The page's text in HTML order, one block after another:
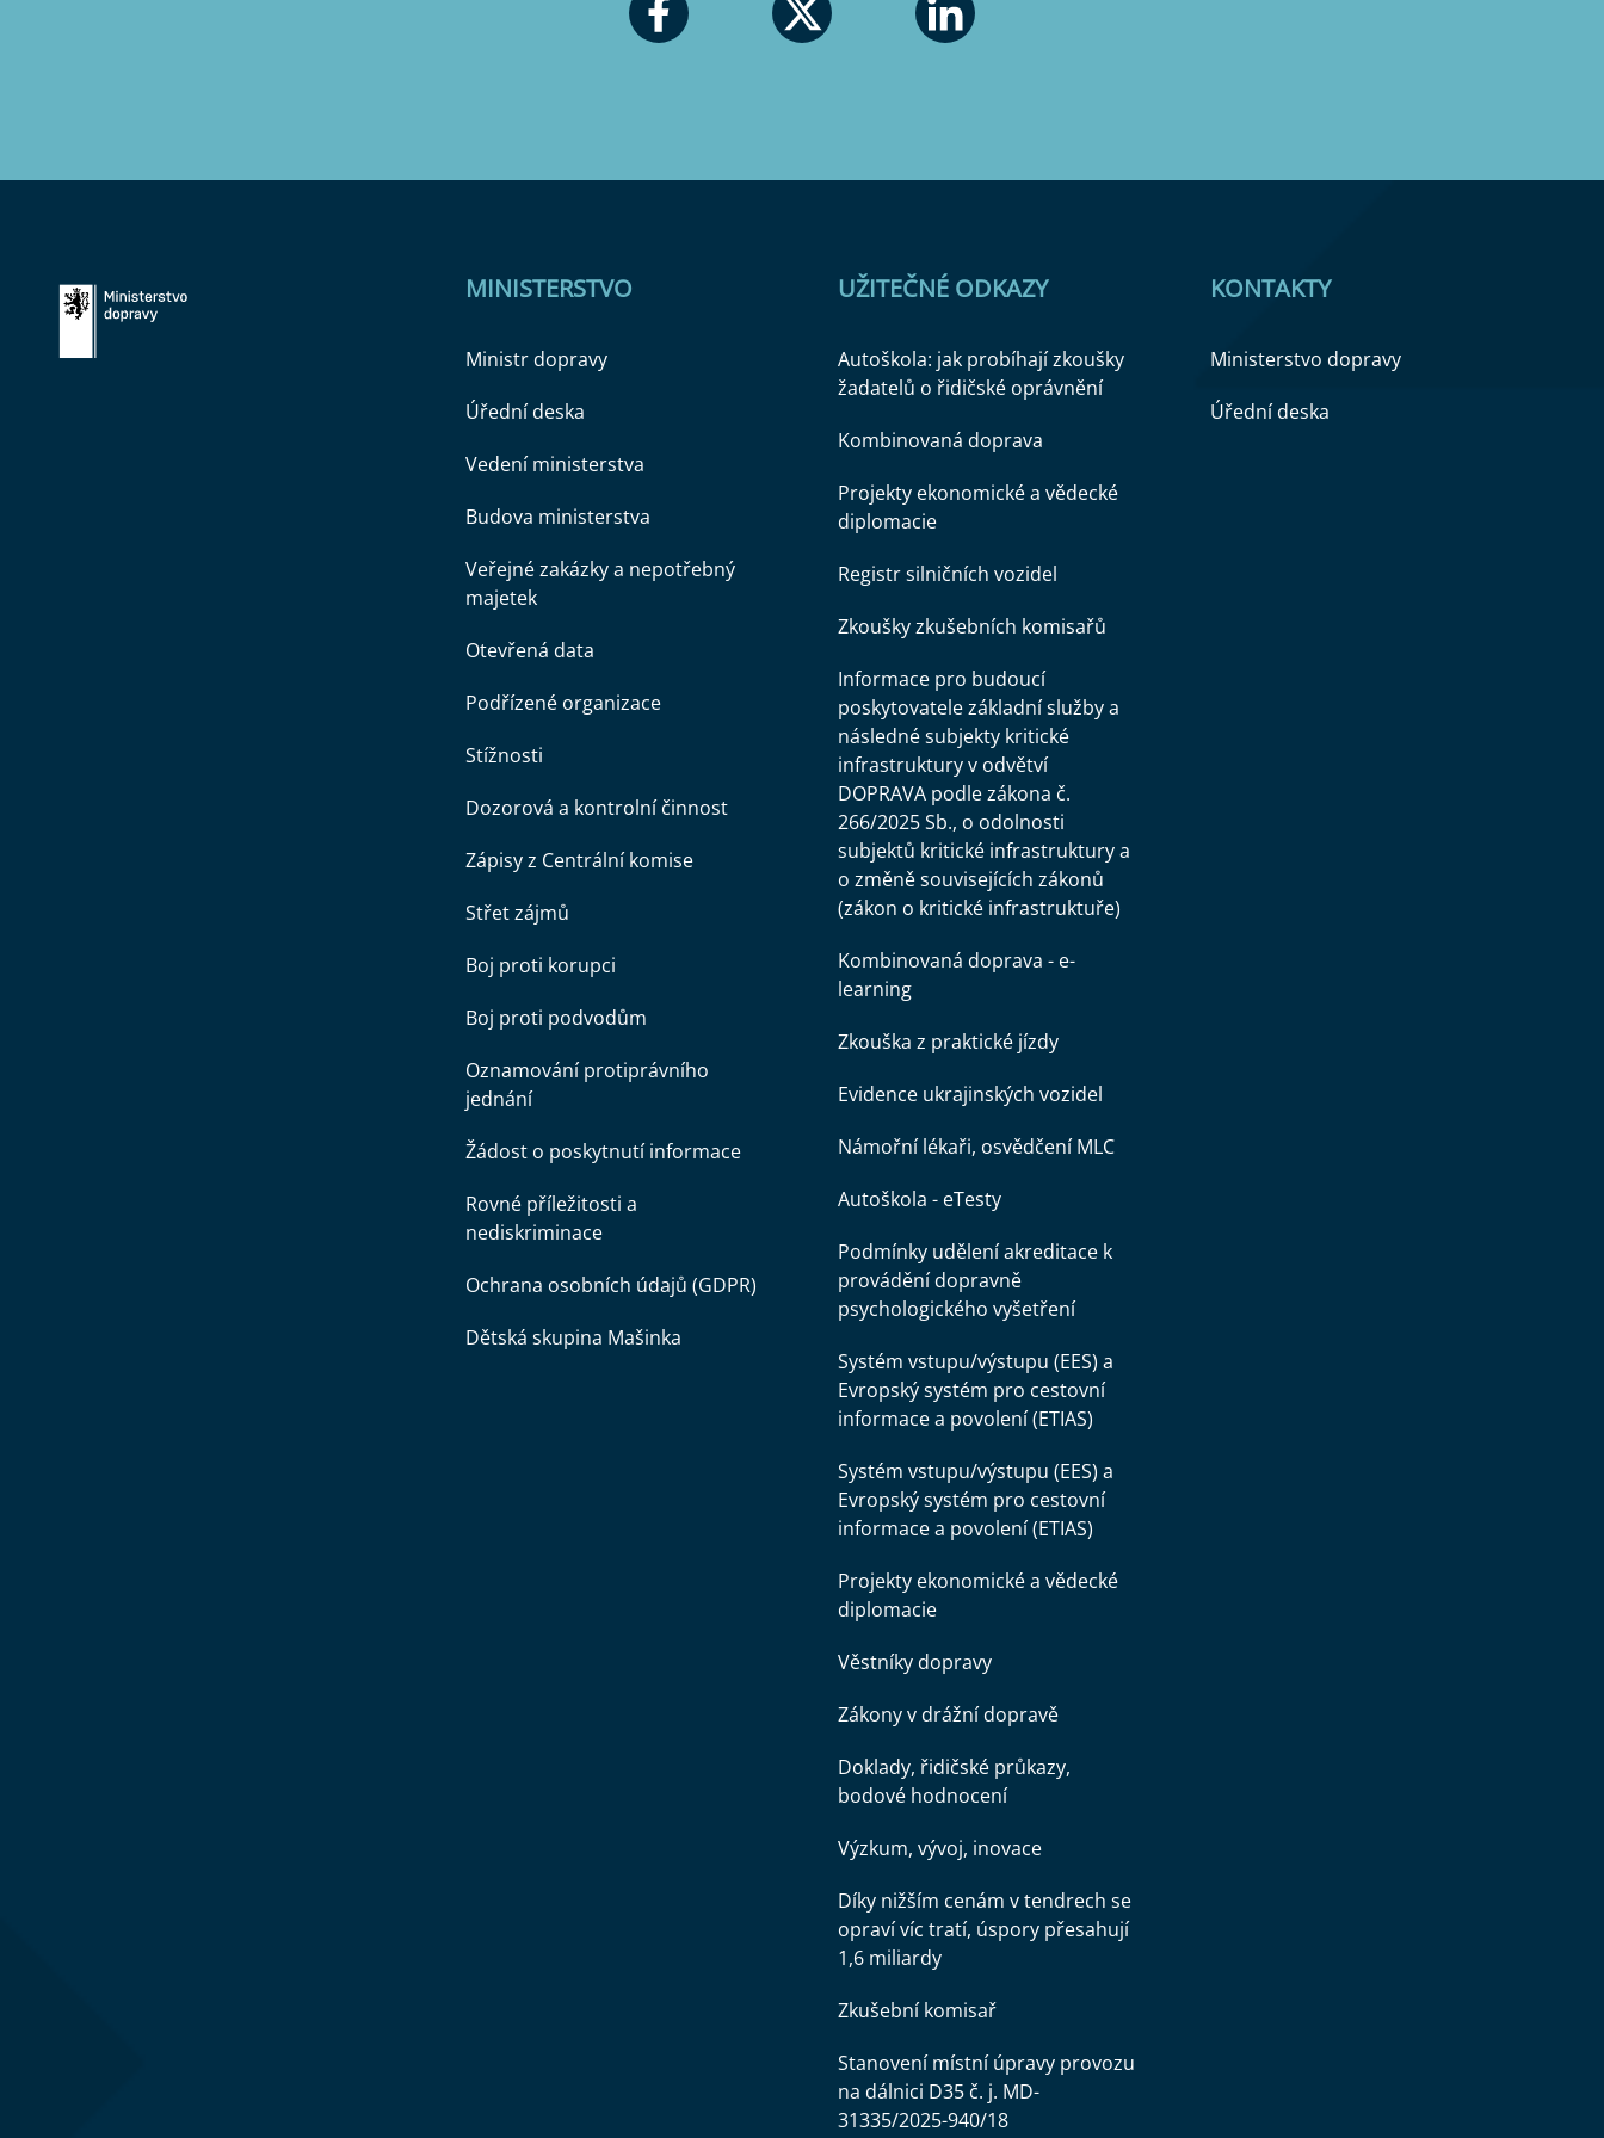
MINISTERSTVO
Ministr dopravy
Úřední deska
Vedení ministerstva
Budova ministerstva
Veřejné zakázky a nepotřebný
majetek
Otevřená data
Podřízené organizace
Stížnosti
Dozorová a kontrolní činnost
Zápisy z Centrální komise
Střet zájmů
Boj proti korupci
Boj proti podvodům
Oznamování protiprávního
jednání
Žádost o poskytnutí informace
Rovné příležitosti a
nediskriminace
Ochrana osobních údajů (GDPR)
Dětská skupina Mašinka
UŽITEČNÉ ODKAZY
Autoškola: jak probíhají zkoušky
žadatelů o řidičské oprávnění
Kombinovaná doprava
Projekty ekonomické a vědecké
diplomacie
Registr silničních vozidel
Zkoušky zkušebních komisařů
Informace pro budoucí
poskytovatele základní služby a
následné subjekty kritické
infrastruktury v odvětví
DOPRAVA podle zákona č.
266/2025 Sb., o odolnosti
subjektů kritické infrastruktury a
o změně souvisejících zákonů
(zákon o kritické infrastruktuře)
Kombinovaná doprava - e-
learning
Zkouška z praktické jízdy
Evidence ukrajinských vozidel
Námořní lékaři, osvědčení MLC
Autoškola - eTesty
Podmínky udělení akreditace k
provádění dopravně
psychologického vyšetření
Systém vstupu/výstupu (EES) a
Evropský systém pro cestovní
informace a povolení (ETIAS)
Systém vstupu/výstupu (EES) a
Evropský systém pro cestovní
informace a povolení (ETIAS)
Projekty ekonomické a vědecké
diplomacie
Věstníky dopravy
Zákony v drážní dopravě
Doklady, řidičské průkazy,
bodové hodnocení
Výzkum, vývoj, inovace
Díky nižším cenám v tendrech se
opraví víc tratí, úspory přesahují
1,6 miliardy
Zkušební komisař
Stanovení místní úpravy provozu
na dálnici D35 č. j. MD-
31335/2025-940/18
KONTAKTY
Ministerstvo dopravy
Úřední deska